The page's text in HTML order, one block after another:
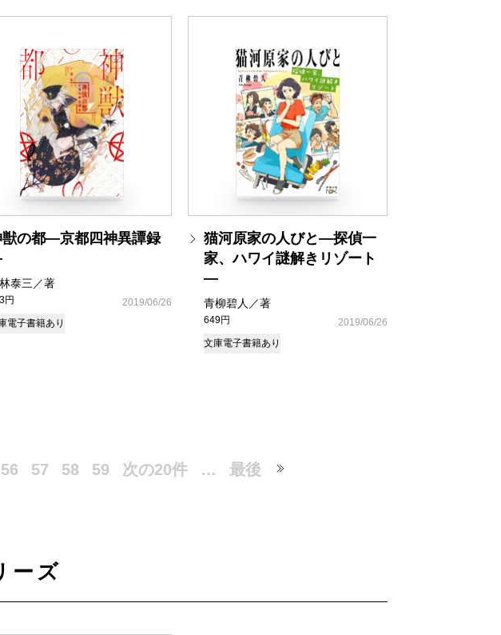
獣の都―京都四神異譚録
泰三／著
円
2019/06/26
電子書籍あり
猫河原家の人びと―探偵一
家、ハワイ謎解きリゾート
―
青柳碧人／著
649円
2019/06/26
文庫電子書籍あり
56 57 58 59 次の20件 … 最後
ーズ